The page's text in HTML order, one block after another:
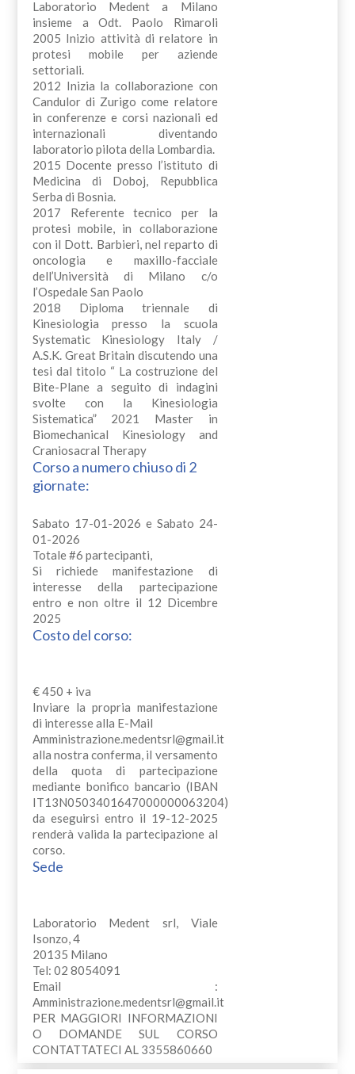
Laboratorio Medent a Milano
insieme a Odt. Paolo Rimaroli
2005 Inizio attività di relatore in
protesi mobile per aziende
settoriali.
2012 Inizia la collaborazione con
Candulor di Zurigo come relatore
in conferenze e corsi nazionali ed
internazionali diventando
laboratorio pilota della Lombardia.
2015 Docente presso l’istituto di
Medicina di Doboj, Repubblica
Serba di Bosnia.
2017 Referente tecnico per la
protesi mobile, in collaborazione
con il Dott. Barbieri, nel reparto di
oncologia e maxillo-facciale
dell’Università di Milano c/o
l’Ospedale San Paolo
2018 Diploma triennale di
Kinesiologia presso la scuola
Systematic Kinesiology Italy /
A.S.K. Great Britain discutendo una
tesi dal titolo “ La costruzione del
Bite-Plane a seguito di indagini
svolte con la Kinesiologia
Sistematica” 2021 Master in
Biomechanical Kinesiology and
Craniosacral Therapy
Corso a numero chiuso di 2
giornate:
Sabato 17-01-2026 e Sabato 24-
01-2026
Totale #6 partecipanti,
Si richiede manifestazione di
interesse della partecipazione
entro e non oltre il 12 Dicembre
2025
Costo del corso:
€ 450 + iva
Inviare la propria manifestazione
di interesse alla E-Mail
Amministrazione.medentsrl@gmail.it
alla nostra conferma, il versamento
della quota di partecipazione
mediante bonifico bancario (IBAN
IT13N0503401647000000063204)
da eseguirsi entro il 19-12-2025
renderà valida la partecipazione al
corso.
Sede
Laboratorio Medent srl, Viale
Isonzo, 4
20135 Milano
Tel: 02 8054091
Email :
Amministrazione.medentsrl@gmail.it
PER MAGGIORI INFORMAZIONI
O DOMANDE SUL CORSO
CONTATTATECI AL 3355860660